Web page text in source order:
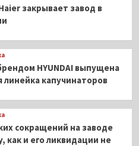
закрывает завод в
HYUNDAI выпущена
линейка капучинаторов
сокращений на заводе
как и его ликвидации не